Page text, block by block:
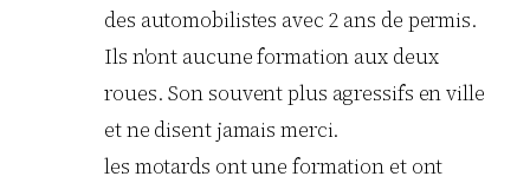
des automobilistes avec 2 ans de permis.
Ils n'ont aucune formation aux deux
roues. Son souvent plus agressifs en ville
et ne disent jamais merci.
les motards ont une formation et ont